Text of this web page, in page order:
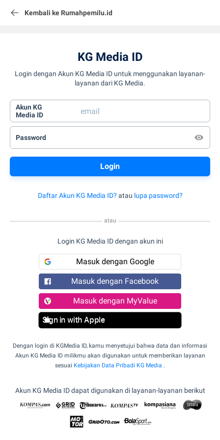
Kembali ke Rumahpemilu.id
KG Media ID
Login dengan Akun KG Media ID untuk menggunakan layanan-
layanan dari KG Media.
Akun KG
Media ID
Password
Daftar Akun KG Media ID? atau lupa password?
atau
Login KG Media ID dengan akun ini
Masuk dengan Google
Masuk dengan Facebook
Masuk dengan MyValue
Sign in with Apple
Dengan login di KGMedia ID, kamu menyetujui bahwa data dan informasi
Akun KG Media ID milikmu akan digunakan untuk memberikan layanan
sesuai Kebijakan Data Pribadi KG Media .
Akun KG Media ID dapat digunakan di layanan-layanan berikut